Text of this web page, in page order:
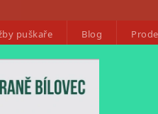
puškaře Blog